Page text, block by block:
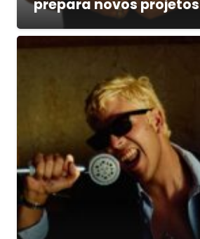
prepara novos projetos